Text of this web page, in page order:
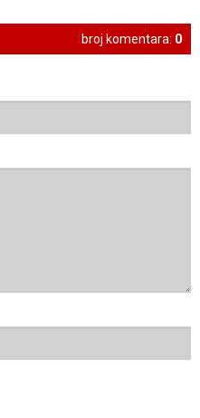
broj komentara: 0